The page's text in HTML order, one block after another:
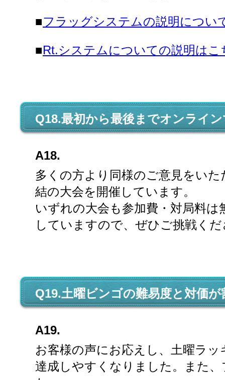
■フラッグシステムの説明につい
■Rt.システムについての説明はこ
Q18.最初から最後までオンライ
A18.
多くの方より同様のご意見をい
結の大会を開催しています。
いずれの大会も参加費・対局料
していますので、ぜひご挑戦く
Q19.土曜ビンゴの難易度と対価
A19.
お客様の声にお応えし、土曜ラ
達成しやすくなりました。また